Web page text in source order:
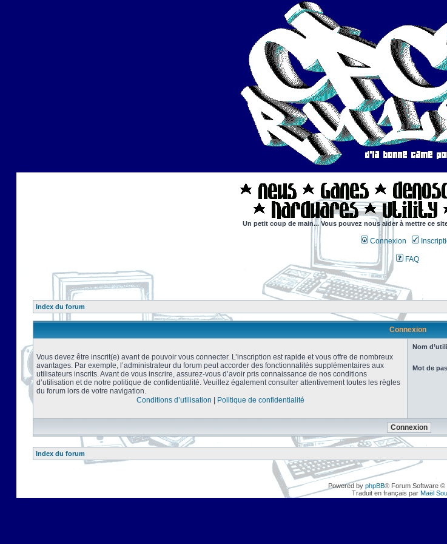
Un petit coup de main... Vous pouvez nous aider à mettre ce
Connexion
FAQ
Index du forum
Connexion
Vous devez être inscrit(e) avant de pouvoir vous connecter. L’inscription est rapide et vous offre de nombreux
avantages. Par exemple, l’administrateur du forum peut accorder des fonctionnalités supplémentaires aux
utilisateurs inscrits. Avant de vous inscrire, assurez-vous d’avoir pris connaissance de nos conditions
d’utilisation et de notre politique de confidentialité. Veuillez également consulter attentivement toutes les règles
du forum lors de votre navigation.
Conditions d’utilisation
Politique de confidentialité
Nom
Mot de
Index du forum
Powered by phpBB® Forum Software ©
Traduit en français par Maël